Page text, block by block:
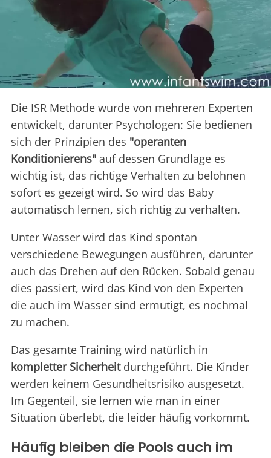
Die ISR Methode wurde von mehreren Experten
entwickelt, darunter Psychologen: Sie bedienen
sich der Prinzipien des "operanten
Konditionierens" auf dessen Grundlage es
wichtig ist, das richtige Verhalten zu belohnen
sofort es gezeigt wird. So wird das Baby
automatisch lernen, sich richtig zu verhalten.
Unter Wasser wird das Kind spontan
verschiedene Bewegungen ausführen, darunter
auch das Drehen auf den Rücken. Sobald genau
dies passiert, wird das Kind von den Experten
die auch im Wasser sind ermutigt, es nochmal
zu machen.
Das gesamte Training wird natürlich in
kompletter Sicherheitdurchgeführt. Die Kinder
werden keinem Gesundheitsrisiko ausgesetzt.
Im Gegenteil, sie lernen wie man in einer
Situation überlebt, die leider häufig vorkommt.
Häufig bleiben die Pools auch im